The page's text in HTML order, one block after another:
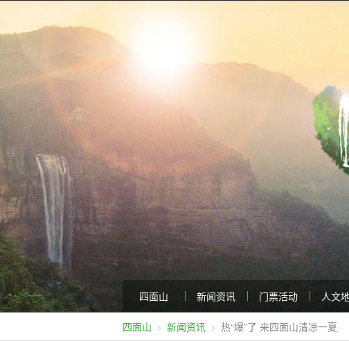
四面山 新闻资讯 门票活动 人文
四面山 新闻资讯 热“爆”了 来四面山清凉一夏